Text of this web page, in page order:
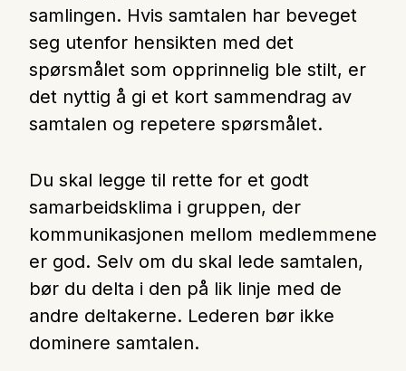
samlingen. Hvis samtalen har beveget
seg utenfor hensikten med det
spørsmålet som opprinnelig ble stilt, er
det nyttig å gi et kort sammendrag av
samtalen og repetere spørsmålet.
Du skal legge til rette for et godt
samarbeidsklima i gruppen, der
kommunikasjonen mellom medlemmene
er god. Selv om du skal lede samtalen,
bør du delta i den på lik linje med de
andre deltakerne. Lederen bør ikke
dominere samtalen.